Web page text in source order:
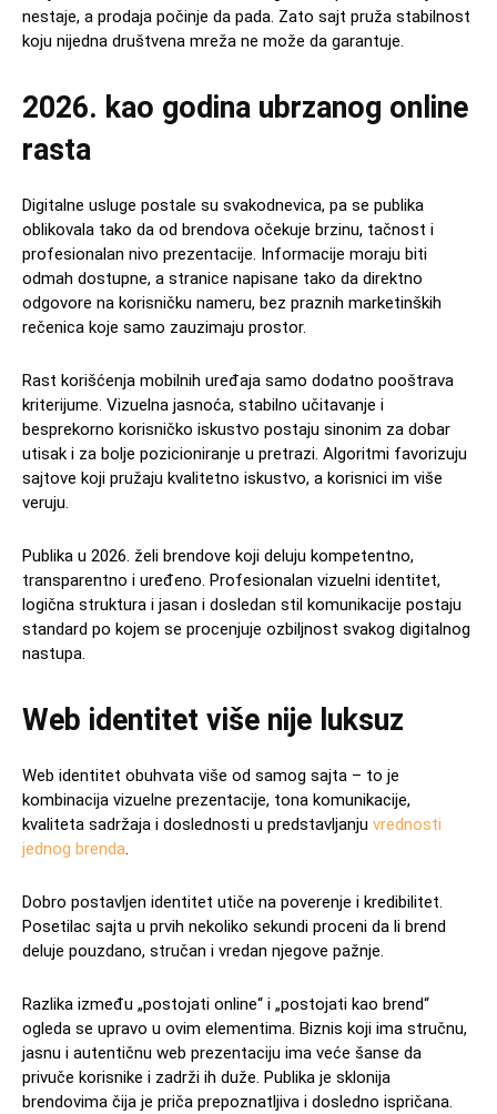
nestaje, a prodaja počinje da pada. Zato sajt pruža stabilnost
koju nijedna društvena mreža ne može da garantuje.
2026. kao godina ubrzanog online
rasta
Digitalne usluge postale su svakodnevica, pa se publika
oblikovala tako da od brendova očekuje brzinu, tačnost i
profesionalan nivo prezentacije. Informacije moraju biti
odmah dostupne, a stranice napisane tako da direktno
odgovore na korisničku nameru, bez praznih marketinških
rečenica koje samo zauzimaju prostor.
Rast korišćenja mobilnih uređaja samo dodatno pooštrava
kriterijume. Vizuelna jasnoća, stabilno učitavanje i
besprekorno korisničko iskustvo postaju sinonim za dobar
utisak i za bolje pozicioniranje u pretrazi. Algoritmi favorizuju
sajtove koji pružaju kvalitetno iskustvo, a korisnici im više
veruju.
Publika u 2026. želi brendove koji deluju kompetentno,
transparentno i uređeno. Profesionalan vizuelni identitet,
logična struktura i jasan i dosledan stil komunikacije postaju
standard po kojem se procenjuje ozbiljnost svakog digitalnog
nastupa.
Web identitet više nije luksuz
Web identitet obuhvata više od samog sajta – to je
kombinacija vizuelne prezentacije, tona komunikacije,
kvaliteta sadržaja i doslednosti u predstavljanju vrednosti
jednog brenda.
Dobro postavljen identitet utiče na poverenje i kredibilitet.
Posetilac sajta u prvih nekoliko sekundi proceni da li brend
deluje pouzdano, stručan i vredan njegove pažnje.
Razlika između „postojati online“ i „postojati kao brend“
ogleda se upravo u ovim elementima. Biznis koji ima stručnu,
jasnu i autentičnu web prezentaciju ima veće šanse da
privuče korisnike i zadrži ih duže. Publika je sklonija
brendovima čija je priča prepoznatljiva i dosledno ispričana.